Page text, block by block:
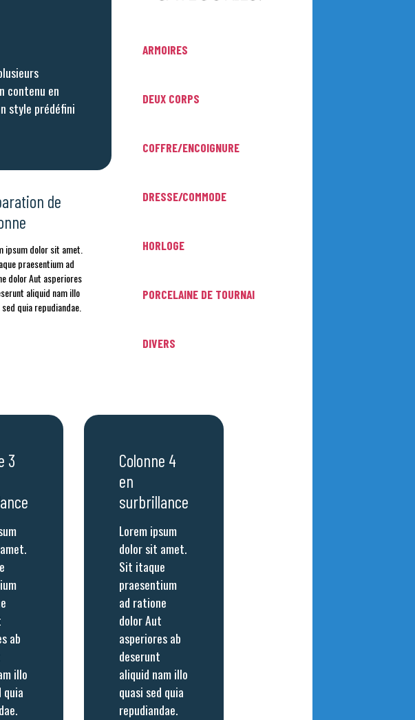
contenu en
style prédéfini
de
ipsum dolor sit amet.
praesentium ad
dolor Aut asperiores
aliquid nam illo
quia repudiandae.
3
ab
illo
quia
Colonne 4
en
surbrillance
Lorem ipsum
dolor sit amet.
Sit itaque
praesentium
ad ratione
dolor Aut
asperiores ab
deserunt
aliquid nam illo
quasi sed quia
repudiandae.
ARMOIRES
DEUX CORPS
COFFRE/ENCOIGNURE
DRESSE/COMMODE
HORLOGE
PORCELAINE DE TOURNAI
DIVERS